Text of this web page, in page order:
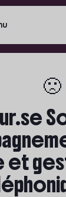
🙁
et